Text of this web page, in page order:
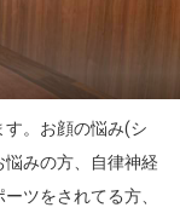
。お顔の悩み(シ
みの方、自律神経
ツをされてる方、